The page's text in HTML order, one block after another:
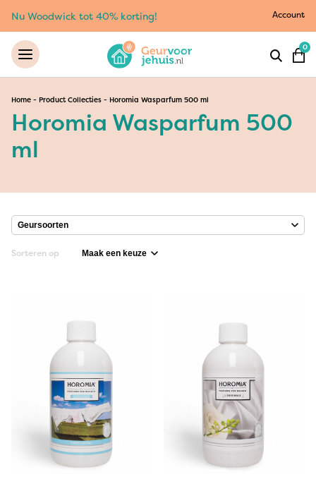
Nu Woodwick tot 40% korting! Account
0
Home - Product Collecties - Horomia Wasparfum 500 ml
Horomia Wasparfum 500
ml
Sorteren op